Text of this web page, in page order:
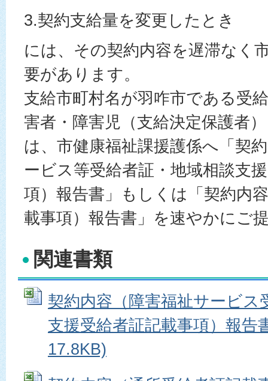
3.契約支給量を変更したとき
には、その契約内容を遅滞なく
要があります。
支給市町村名が羽咋市である受
害者・障害児（支給決定保護者
は、市健康福祉課援護係へ「契
ービス等受給者証・地域相談支
項）報告書」もしくは「契約内
載事項）報告書」を速やかにご
関連書類
契約内容（障害福祉サービス
支援受給者証記載事項）報告
17.8KB)